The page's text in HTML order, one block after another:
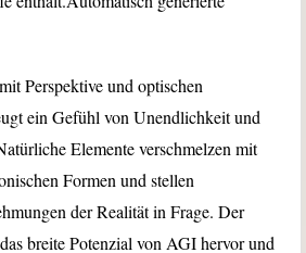
Perspektive und optischen
ein Gefühl von Unendlichkeit und
Elemente verschmelzen mit
Formen und stellen
der Realität in Frage. Der
breite Potenzial von AGI hervor und